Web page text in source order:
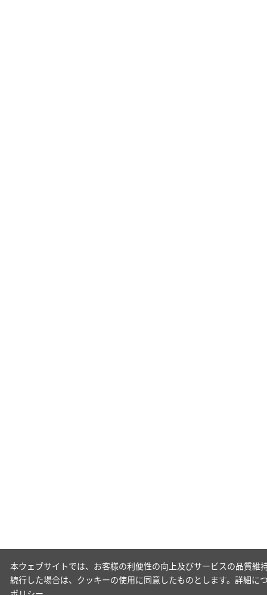
本ウェブサイトでは、お客様の利便性の向上及びサービスの品質
続行した場合は、クッキーの使用に同意したものとします。詳細